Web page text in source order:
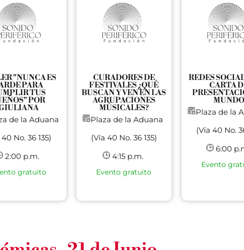
"NUNCA ES
PARA
TUS
POR
de la Aduana
No. 36 135)
2:00 p.m.
gratuito
CURADORES DE
FESTIVALES ¿QUÉ
BUSCAN Y VEN EN LAS
AGRUPACIONES
MÚSICALES?
Plaza de la Aduana
(Vía 40 No. 36 135)
4:15 p.m.
Evento gratuito
REDES
CARTA
MUNDO
Plaza de la
(Vía 40 No.
6:00
Evento